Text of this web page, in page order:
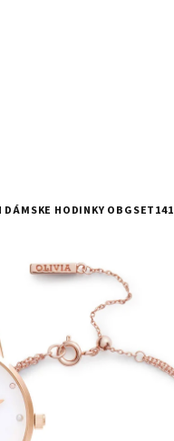
HODINKY OBGSET141